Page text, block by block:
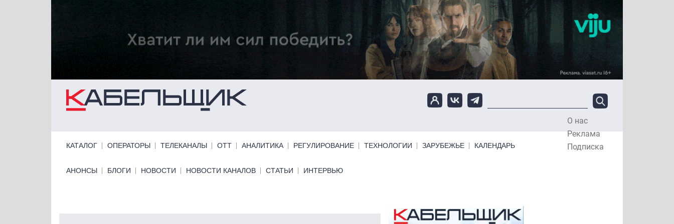
Перейти к основному содержанию
О нас
Реклама
Подписка
КАТАЛОГ ОПЕРАТОРЫ ТЕЛЕКАНАЛЫ ОТТ АНАЛИТИКА РЕГУЛИРОВАНИЕ ТЕХНОЛОГИИ ЗАРУБЕЖЬЕ КАЛЕНДАРЬ
Primary links bottom
АНОНСЫ БЛОГИ НОВОСТИ НОВОСТИ КАНАЛОВ СТАТЬИ ИНТЕРВЬЮ